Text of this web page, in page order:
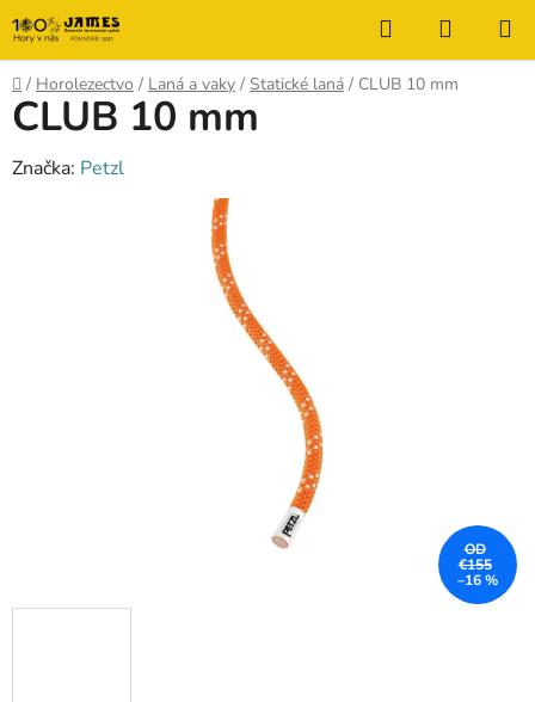
Prejsť
na
obsah
Hľadať
KOŠÍK
Domov
/ Horolezectvo / Laná a vaky / Statické laná / CLUB 10 mm
CLUB 10 mm
Značka: Petzl
OD
€155
–16 %